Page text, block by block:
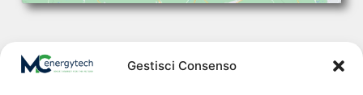
Gestisci Consenso